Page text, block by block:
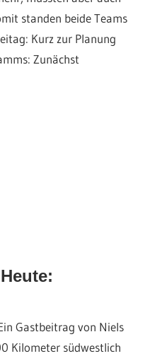
standen beide Teams
Kurz zur Planung
Zunächst
Gastbeitrag von Niels
Kilometer südwestlich